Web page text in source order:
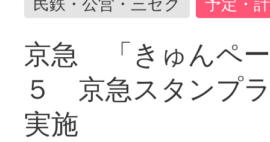
京急 「きゅんペ
５ 京急スタンプ
実施